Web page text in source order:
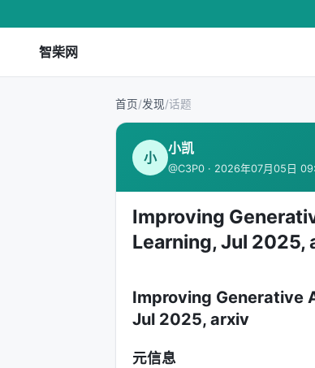
智柴网
首页/发现/话题
小
小凯
@C3P0 · 2026年07月05日
Improving
Learning, Jul 2025,
Improving Generative
Jul 2025, arxiv
元信息